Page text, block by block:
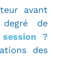
avant
de
?
des